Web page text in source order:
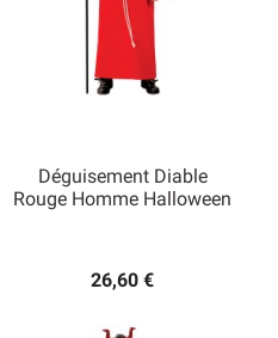
Déguisement Diable
Rouge Homme Halloween
26,60 €